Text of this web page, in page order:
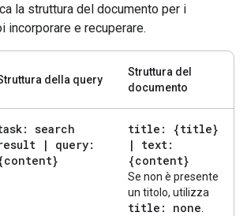
la struttura del documento per i
incorporare e recuperare.
della query
Struttura del
documento
search
|
query:
title: {title}
|
text:
{content}
Se non è presente
un titolo, utilizza
title: none